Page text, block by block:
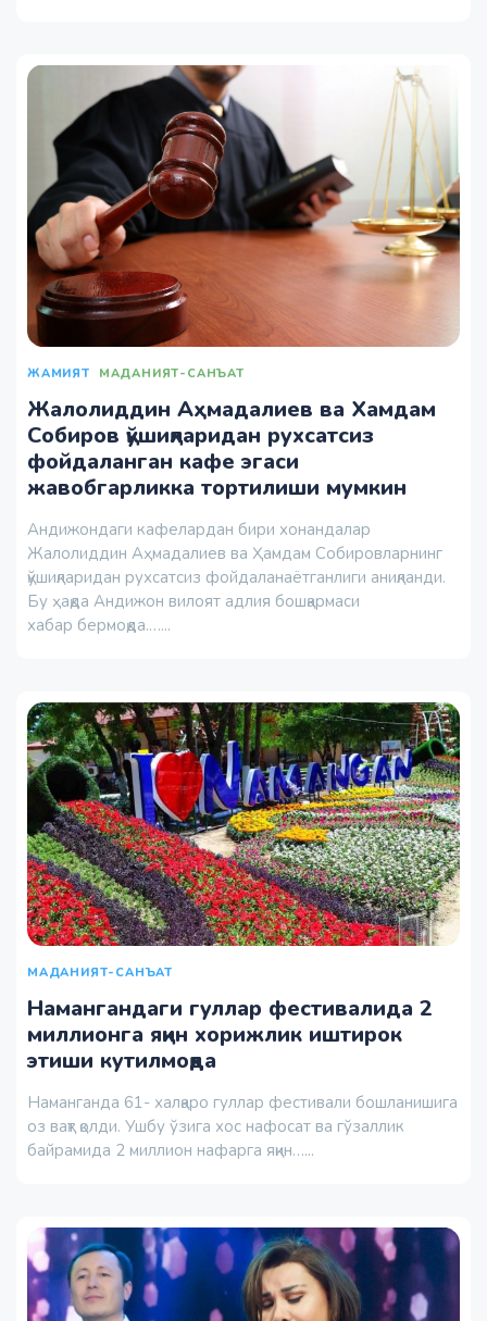
ЖАМИЯТ МАДАНИЯТ-САНЪАТ
Жалолиддин Аҳмадалиев ва Хамдам
Собиров қўшиқларидан рухсатсиз
фойдаланган кафе эгаси
жавобгарликка тортилиши мумкин
Андижондаги кафелардан бири хонандалар
Жалолиддин Аҳмадалиев ва Ҳамдам Собировларнинг
қўшиқларидан рухсатсиз фойдаланаётганлиги аниқланди.
Бу ҳақда Андижон вилоят адлия бошқармаси
хабар бермоқда.…...
МАДАНИЯТ-САНЪАТ
Намангандаги гуллар фестивалида 2
миллионга яқин хорижлик иштирок
этиши кутилмоқда
Наманганда 61- халқаро гуллар фестивали бошланишига
оз вақт қолди. Ушбу ўзига хос нафосат ва гўзаллик
байрамида 2 миллион нафарга яқин…...